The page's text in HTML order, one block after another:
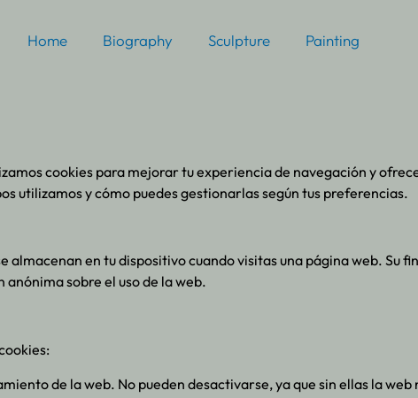
Home Biography Sculpture Painting
cookies para mejorar tu experiencia de navegación y
utilizamos y cómo puedes gestionarlas según tus preferencias.
almacenan en tu dispositivo cuando visitas una página web. Su
sobre el uso de la web.
de la web. No pueden desactivarse, ya que sin ellas la